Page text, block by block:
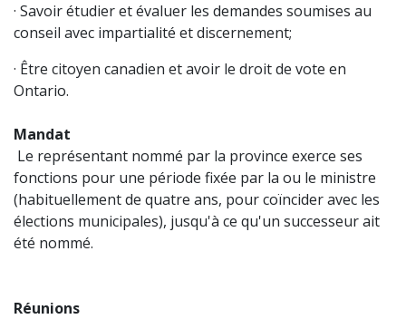
· Savoir étudier et évaluer les demandes soumises au
conseil avec impartialité et discernement;
· Être citoyen canadien et avoir le droit de vote en
Ontario.
Mandat
Le représentant nommé par la province exerce ses
fonctions pour une période fixée par la ou le ministre
(habituellement de quatre ans, pour coïncider avec les
élections municipales), jusqu'à ce qu'un successeur ait
été nommé.
Réunions